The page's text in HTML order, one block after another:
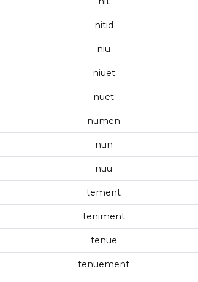
nitid
niu
niuet
nuet
numen
nun
nuu
tement
teniment
tenue
tenuement